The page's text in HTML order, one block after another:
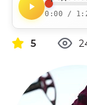
0:00 /
5